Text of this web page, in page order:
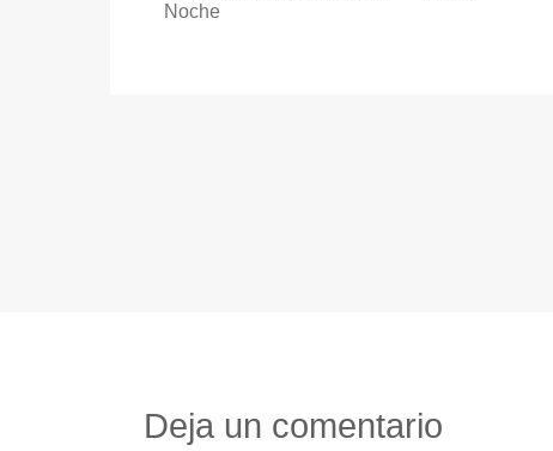
Noche
Deja un comentario